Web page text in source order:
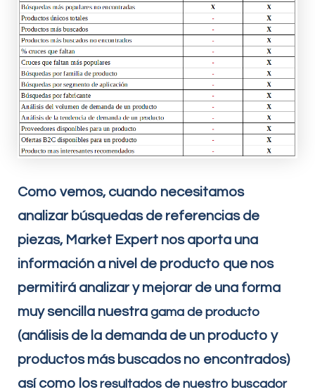
Como vemos, cuando necesitamos
analizar búsquedas de referencias de
piezas, Market Expert nos aporta una
información a nivel de producto que nos
permitirá analizar y mejorar de una forma
muy sencilla nuestragama de producto
(análisis de la demanda de un producto y
productos más buscados no encontrados)
así como losresultados de nuestro buscador